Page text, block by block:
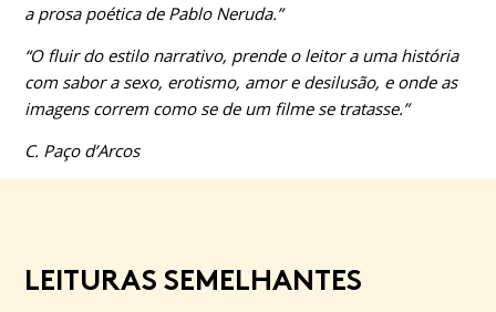
a prosa poética de Pablo Neruda.”
“O fluir do estilo narrativo, prende o leitor a uma história
com sabor a sexo, erotismo, amor e desilusão, e onde as
imagens correm como se de um filme se tratasse.”
C. Paço d’Arcos
LEITURAS SEMELHANTES